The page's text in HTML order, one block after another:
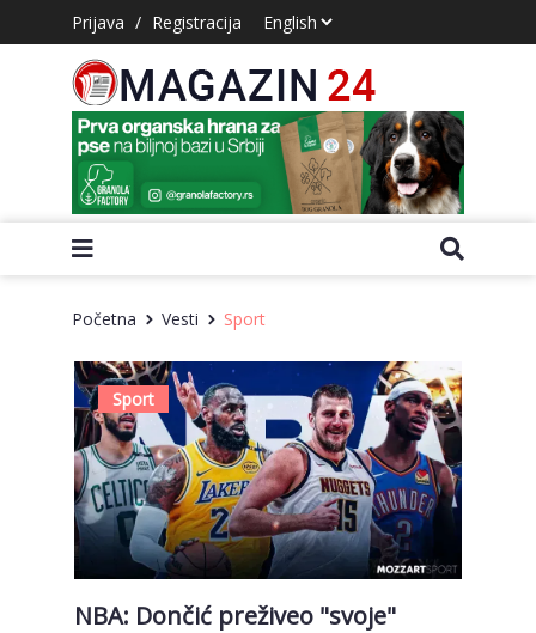
Prijava / Registracija
Početna Vesti Sport
Sport
NBA: Dončić preživeo "svoje"